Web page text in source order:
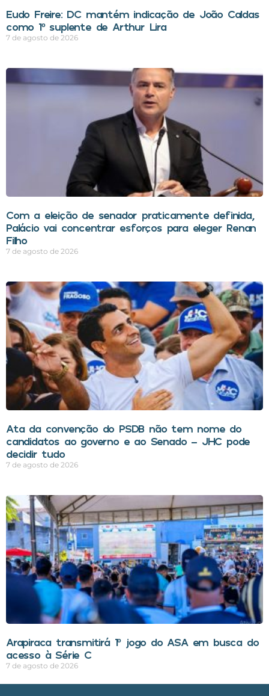
Eudo Freire: DC mantém indicação de João Caldas
como 1º suplente de Arthur Lira
7 de agosto de 2026
Com a eleição de senador praticamente definida,
Palácio vai concentrar esforços para eleger Renan
Filho
7 de agosto de 2026
Ata da convenção do PSDB não tem nome do
candidatos ao governo e ao Senado – JHC pode
decidir tudo
7 de agosto de 2026
Arapiraca transmitirá 1º jogo do ASA em busca do
acesso à Série C
7 de agosto de 2026